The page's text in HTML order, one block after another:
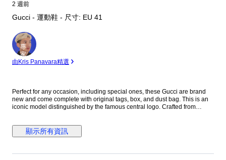
2 週前
Gucci - 運動鞋 - 尺寸: EU 41
專
家
由Kris Panavara精選
Perfect for any occasion, including special ones, these Gucci are brand
new and come complete with original tags, box, and dust bag. This is an
iconic model distinguished by the famous central logo. Crafted from
design Logo on display Size: UK 7, US 8, EU 41 Canvas and mix tex
Limited Edition Guaranteed authenticity Fast and secure shipping with
within 24 hours. Buyers outside the European Union are responsible for
顯示所有資訊